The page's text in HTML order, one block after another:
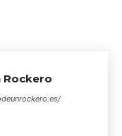
Rockero